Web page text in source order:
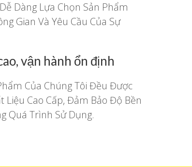
Dàng Lựa Chọn Sản Phẩm
Gian Và Yêu Cầu Của Sự
vận hành ổn định
Của Chúng Tôi Đều Được
Liệu Cao Cấp, Đảm Bảo Độ Bền
Quá Trình Sử Dụng.